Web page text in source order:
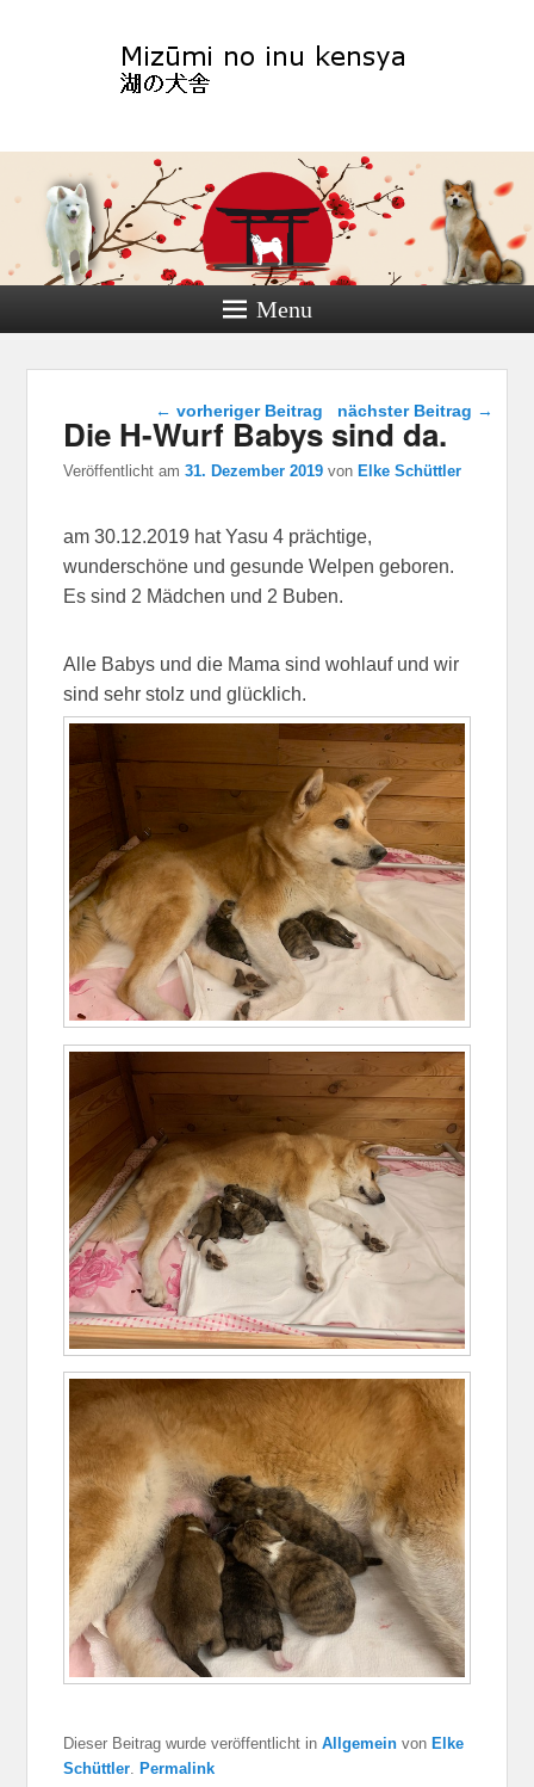
Akitazucht Leipzig
Menu
Beitragsnavigation
← vorheriger Beitrag nächster Beitrag →
Die H-Wurf Babys sind da.
Veröffentlicht am31. Dezember 2019 vonElke Schüttler
am 30.12.2019 hat Yasu 4 prächtige,
wunderschöne und gesunde Welpen geboren.
Es sind 2 Mädchen und 2 Buben.
Alle Babys und die Mama sind wohlauf und wir
sind sehr stolz und glücklich.
Dieser Beitrag wurde veröffentlicht inAllgemein vonElke
Schüttler .Permalink